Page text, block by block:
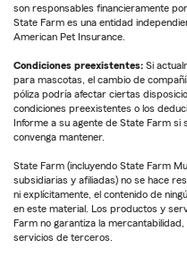
son responsables financieramente
State Farm es una entidad
American Pet Insurance.
Condiciones preexistentes: Si
para mascotas, el cambio de
póliza podría afectar ciertas
condiciones preexistentes o los
Informe a su agente de State Farm si
convenga mantener.
State Farm (incluyendo State Farm
subsidiarias y afiliadas) no se hace
ni explícitamente, el contenido de
en este material. Los productos y
Farm no garantiza la
servicios de terceros.